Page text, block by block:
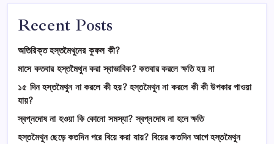
Recent Posts
অতিরিক্ত হস্তমৈথুনের কুফল কী?
মাসে কতবার হস্তমৈথুন করা স্বাভাবিক? কতবার করলে ক্ষতি হয় না
১৫ দিন হস্তমৈথুন না করলে কী হয়? হস্তমৈথুন না করলে কী কী উপকার পাওয়া
যায়?
স্বপ্নদোষ না হওয়া কি কোনো সমস্যা? স্বপ্নদোষ না হলে ক্ষতি
হস্তমৈথুন ছেড়ে কতদিন পরে বিয়ে করা যায়? বিয়ের কতদিন আগে হস্তমৈথুন